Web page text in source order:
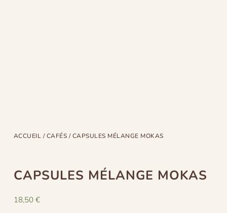
ACCUEIL /CAFÉS / CAPSULES MÉLANGE MOKAS
CAPSULES MÉLANGE MOKAS
18,50 €